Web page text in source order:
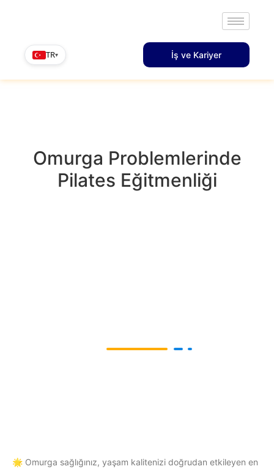
TR▾ İş ve Kariyer
Omurga Problemlerinde
Pilates Eğitmenliği
🌟 Omurga sağlığınız, yaşam kalitenizi doğrudan etkileyen en